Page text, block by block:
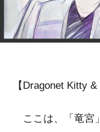
【Dragonet Kitty
ここは、「竜宮